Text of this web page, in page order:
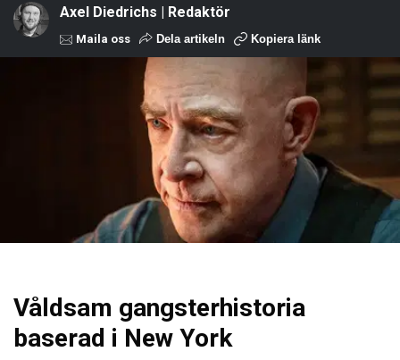
Axel Diedrichs | Redaktör
Maila oss Dela artikeln Kopiera länk
Våldsam gangsterhistoria
baserad i New York